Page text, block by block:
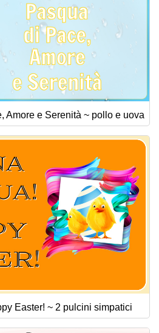
Amore e Serenità ~ pollo e uova
Easter! ~ 2 pulcini simpatici